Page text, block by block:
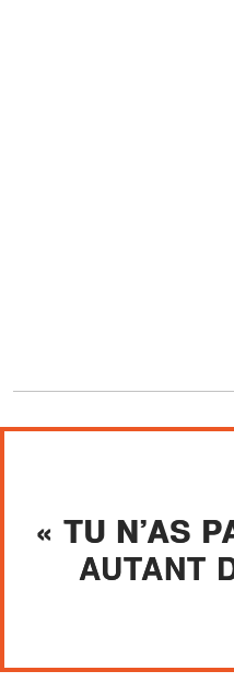
« TU N’AS
AUTANT